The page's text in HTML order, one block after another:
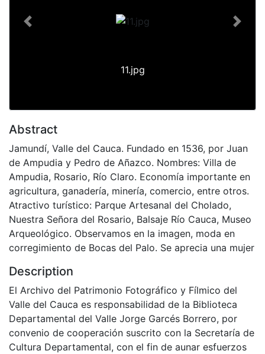
11.jpg
Previous Next
Abstract
Jamundí, Valle del Cauca. Fundado en 1536, por Juan
de Ampudia y Pedro de Añazco. Nombres: Villa de
Ampudia, Rosario, Río Claro. Economía importante en
agricultura, ganadería, minería, comercio, entre otros.
Atractivo turístico: Parque Artesanal del Cholado,
Nuestra Señora del Rosario, Balsaje Río Cauca, Museo
Arqueológico. Observamos en la imagen, moda en
corregimiento de Bocas del Palo. Se aprecia una mujer
Description
El Archivo del Patrimonio Fotográfico y Fílmico del
Valle del Cauca es responsabilidad de la Biblioteca
Departamental del Valle Jorge Garcés Borrero, por
convenio de cooperación suscrito con la Secretaría de
Cultura Departamental, con el fin de aunar esfuerzos